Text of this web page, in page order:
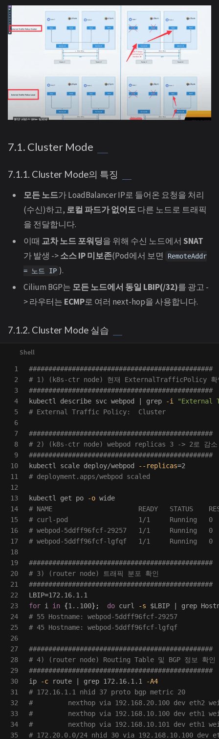
7.1. Cluster Mode
7.1.1. Cluster Mode의 특징
모든 노드가 LoadBalancer IP로 들어온 요청을 처리
(수신)하고, 로컬 파드가 없어도다른 노드로 트래픽
을 전달합니다.
이때 교차 노드 포워딩을 위해 수신 노드에서 SNAT
가 발생 ->소스 IP 미보존(Pod에서 보면
RemoteAddr
= 노드 IP ).
Cilium BGP는 모든 노드에서 동일 LBIP(/32)를 광고 -
> 라우터는 ECMP로 여러 next-hop을 사용합니다.
7.1.2. Cluster Mode 실습
1
2
3
4
5
6
7
8
9
10
11
12
13
14
15
16
17
18
19
20
21
22
23
24
25
26
27
28
29
30
31
32
33
34
35
###############################################
# 1) (k8s-ctr node) 현재 ExternalTrafficPolicy 확
###############################################
kubectl describe svc webpod | grep -i
"External
# External Traffic Policy:  Cluster
###############################################
# 2) (k8s-ctr node) webpod replicas 3 -> 2로 감소
###############################################
kubectl scale deploy/webpod
--replicas=
# deployment.apps/webpod scaled
kubectl get po -o
# NAME                      READY   STATUS
# curl-pod                  1/1     Running   0
# webpod-5ddff96fcf-29257   1/1     Running
# webpod-5ddff96fcf-lgfqf   1/1     Running
###############################################
# 3) (router node) 트래픽 분포 확인
###############################################
LBIP=
for i in {1..100} ; do curl -s $LBIP grep
# 55 Hostname: webpod-5ddff96fcf-29257
# 45 Hostname: webpod-5ddff96fcf-lgfqf
###############################################
# 4) (router node) Routing Table 및 BGP 정보 확인
###############################################
ip
-c route | grep 172.16.1.1
-A4
# 172.16.1.1 nhid 37 proto bgp metric 20
#         nexthop via 192.168.20.100 dev eth2
#         nexthop via 192.168.10.100 dev eth1
#         nexthop via 192.168.10.101 dev eth1
# 172.20.0.0/24 nhid 30 via 192.168.10.100 dev